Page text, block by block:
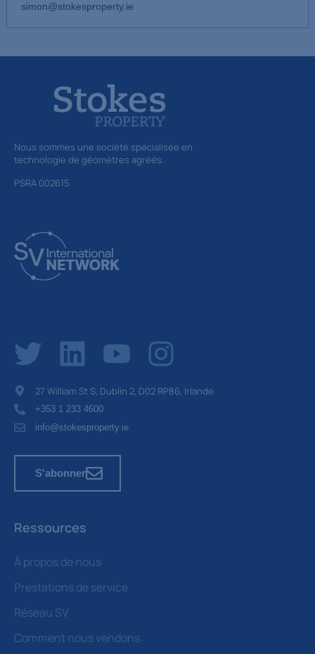
simon@stokesproperty.ie
Nous sommes une société spécialisée en
technologie de géomètres agréés.
PSRA 002615
Ressources
À propos de nous
Prestations de service
Réseau SV
Comment nous vendons
27 William St S, Dublin 2, D02 RP86, Irlande
+353 1 233 4600
info@stokesproperty.ie
S'abonner